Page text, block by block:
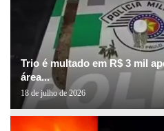
Trio é multado em R$ 3 mil
área...
18 de julho de 2026